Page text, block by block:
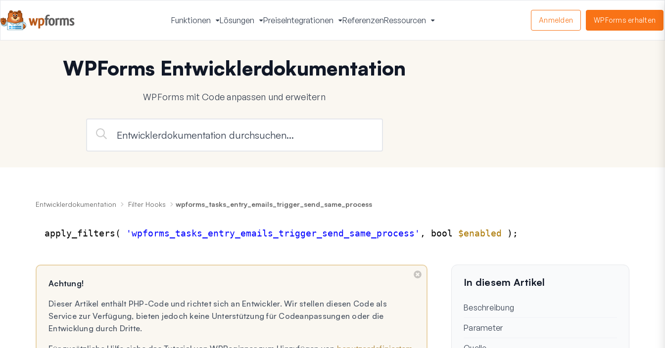
Funktionen
Menü
umschalten
Lösungen
Menü
umschalten
PreiseIntegrationen
Menü
umschalten
ReferenzenRessourcen
umschalten
Anmelden WPForms erhalten
WPForms Entwicklerdokumentation
WPForms mit Code anpassen und erweitern
Entwicklerdokumentation Filter Hooks wpforms_tasks_entry_emails_trigger_send_same_process
apply_filters( 'wpforms_tasks_entry_emails_trigger_send_same_process' , bool $enabled );
Achtung!
Dieser Artikel enthält PHP-Code und richtet sich an Entwickler. Wir stellen diesen Code als
Service zur Verfügung, bieten jedoch keine Unterstützung für Codeanpassungen oder die
Entwicklung durch Dritte.
In diesem Artikel
Beschreibung
Parameter